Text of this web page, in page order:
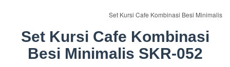
Set Kursi Cafe Kombinasi Besi Minimalis
Set Kursi Cafe Kombinasi
Besi Minimalis SKR-052